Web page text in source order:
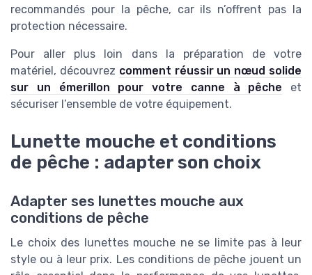
recommandés pour la pêche, car ils n’offrent pas la
protection nécessaire.
Pour aller plus loin dans la préparation de votre
matériel, découvrez comment réussir un nœud solide
sur un émerillon pour votre canne à pêche et
sécuriser l’ensemble de votre équipement.
Lunette mouche et conditions
de pêche : adapter son choix
Adapter ses lunettes mouche aux
conditions de pêche
Le choix des lunettes mouche ne se limite pas à leur
style ou à leur prix. Les conditions de pêche jouent un